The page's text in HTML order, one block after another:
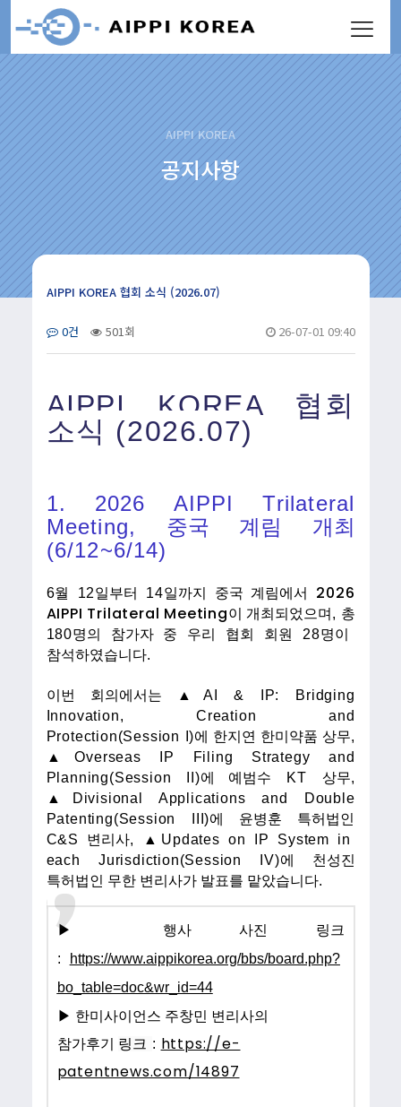
AIPPI KOREA
공지사항
AIPPI KOREA 협회 소식 (2026.07)
0건 501회 26-07-01 09:40
AIPPI KOREA 협회
소식 (2026.07)
1. 2026 AIPPI Trilateral
Meeting, 중국 계림 개최
(6/12~6/14)
6월 12일부터 14일까지 중국 계림에서
2026
AIPPI Trilateral Meeting이 개최되었으며 , 총
180명의 참가자 중 우리 협회 회원 28명이
참석하였습니다.
이번 회의 에서는 ▲ AI & IP: Bridging
Innovation, Creation and
Protection(Session I)에 한지연 한미약품 상무,
▲Overseas IP Filing Strategy and
Planning(Session II)에 예범수 KT 상무,
▲
Divisional Applications and Double
Patenting(Session III)에 윤병훈 특허법인
C&S 변리사, ▲ Updates on IP System in
each Jurisdiction(Session IV)에 천성진
특허법인 무한 변리사가 발표를 맡았습니다.
▶ 행사 사진 링크
:
https://www.aippikorea.org/bbs/board.php?
bo_table=doc&wr_id=44
▶ 한미사이언스 주창민 변리사의
참가후기 링크 : https://e-
patentnews.com/14897